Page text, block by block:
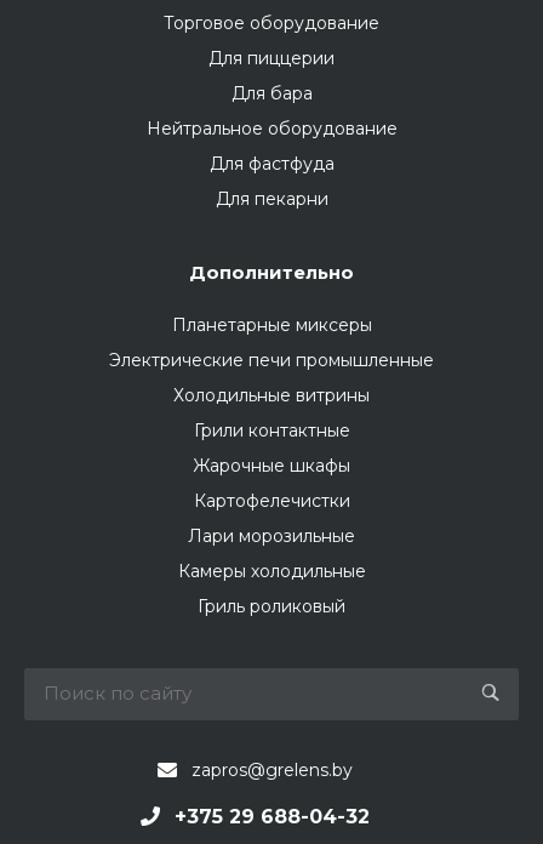
Торговое оборудование
Для пиццерии
Для бара
Нейтральное оборудование
Для фастфуда
Для пекарни
Дополнительно
Планетарные миксеры
Электрические печи промышленные
Холодильные витрины
Грили контактные
Жарочные шкафы
Картофелечистки
Лари морозильные
Камеры холодильные
Гриль роликовый
zapros@grelens.by
+375 29 688-04-32